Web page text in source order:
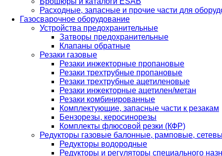
Расходные, запасные и прочие части для
Газосварочное оборудование
Устройства предохранительные
Затворы предохранительные
Клапаны обратные
Резаки газовые
Резаки инжекторные пропановые
Резаки трехтрубные пропановые
Резаки трехтрубные ацетиленовые
Резаки инжекторные ацетилен/метан
Резаки комбинированные
Комплектующие, запасные части к резакам
Бензорезы, керосинорезы
Комплекты флюсовой резки (КФР)
Редукторы газовые балонные, рамповые,
Редукторы водородные
Редукторы и регуляторы специального